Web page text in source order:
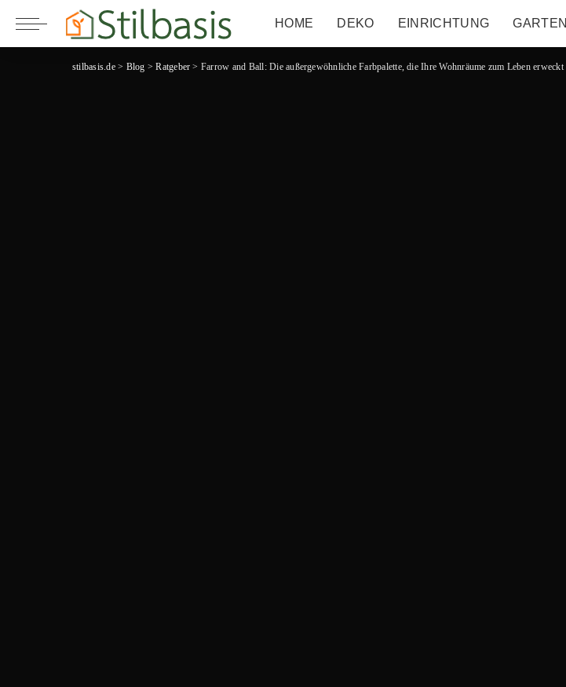
HOME DEKO EINRICHTUNG GARTEN
stilbasis.de> Blog >Ratgeber > Farrow and Ball: Die außergewöhnliche Farbpalette, die Ihre Wohnräume zum Leben erweckt